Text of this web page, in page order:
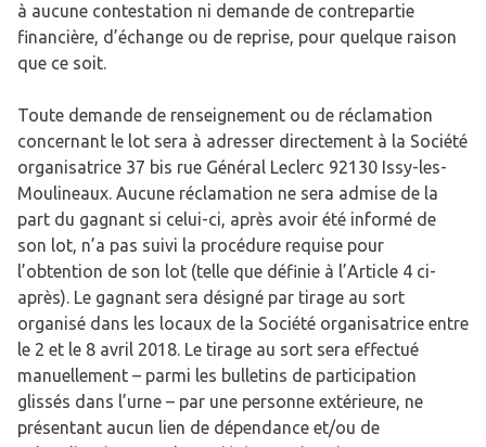
à aucune contestation ni demande de contrepartie
financière, d’échange ou de reprise, pour quelque raison
que ce soit.
Toute demande de renseignement ou de réclamation
concernant le lot sera à adresser directement à la Société
organisatrice 37 bis rue Général Leclerc 92130 Issy-les-
Moulineaux. Aucune réclamation ne sera admise de la
part du gagnant si celui-ci, après avoir été informé de
son lot, n’a pas suivi la procédure requise pour
l’obtention de son lot (telle que définie à l’Article 4 ci-
après). Le gagnant sera désigné par tirage au sort
organisé dans les locaux de la Société organisatrice entre
le 2 et le 8 avril 2018. Le tirage au sort sera effectué
manuellement – parmi les bulletins de participation
glissés dans l’urne – par une personne extérieure, ne
présentant aucun lien de dépendance et/ou de